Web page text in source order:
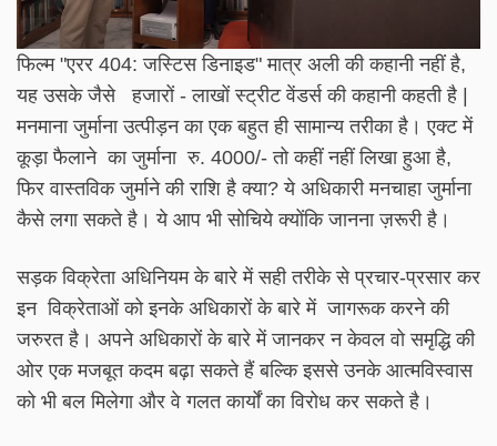
फिल्म "एरर 404: जस्टिस डिनाइड" मात्र अली की कहानी नहीं है,
यह उसके जैसे हजारों - लाखों स्ट्रीट वेंडर्स की कहानी कहती है |
मनमाना जुर्माना उत्पीड़न का एक बहुत ही सामान्य तरीका है। एक्ट में
कूड़ा फैलाने का जुर्माना रु. 4000/- तो कहीं नहीं लिखा हुआ है,
फिर वास्तविक जुर्माने की राशि है क्या? ये अधिकारी मनचाहा जुर्माना
कैसे लगा सकते है। ये आप भी सोचिये क्योंकि जानना ज़रूरी है।
सड़क विक्रेता अधिनियम के बारे में सही तरीके से प्रचार-प्रसार कर
इन विक्रेताओं को इनके अधिकारों के बारे में जागरूक करने की
जरुरत है। अपने अधिकारों के बारे में जानकर न केवल वो समृद्धि की
ओर एक मजबूत कदम बढ़ा सकते हैं बल्कि इससे उनके आत्मविस्वास
को भी बल मिलेगा और वे गलत कार्यों का विरोध कर सकते है।